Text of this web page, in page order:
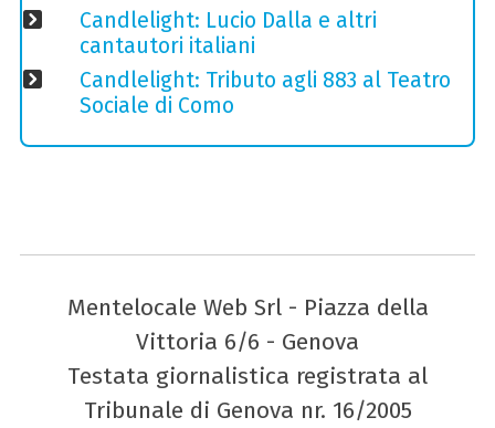
Candlelight: Lucio Dalla e altri
cantautori italiani
Candlelight: Tributo agli 883 al Teatro
Sociale di Como
Mentelocale Web Srl - Piazza della
Vittoria 6/6 - Genova
Testata giornalistica registrata al
Tribunale di Genova nr. 16/2005